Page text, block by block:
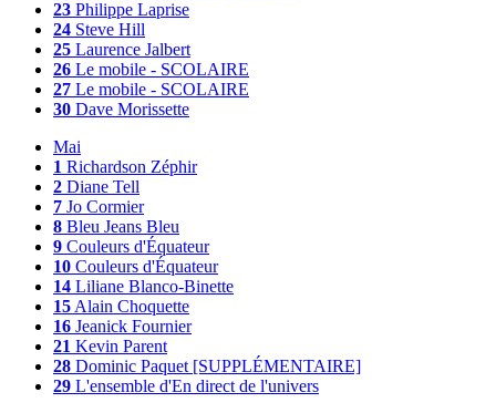
23 Philippe Laprise
24 Steve Hill
25 Laurence Jalbert
26 Le mobile - SCOLAIRE
27 Le mobile - SCOLAIRE
30 Dave Morissette
Mai
1 Richardson Zéphir
2 Diane Tell
7 Jo Cormier
8 Bleu Jeans Bleu
9 Couleurs d'Équateur
10 Couleurs d'Équateur
14 Liliane Blanco-Binette
15 Alain Choquette
16 Jeanick Fournier
21 Kevin Parent
28 Dominic Paquet [SUPPLÉMENTAIRE]
29 L'ensemble d'En direct de l'univers